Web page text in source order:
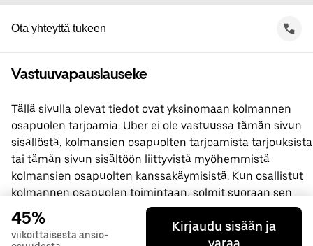
Ota yhteyttä tukeen
Vastuuvapauslauseke
Tällä sivulla olevat tiedot ovat yksinomaan kolmannen
osapuolen tarjoamia. Uber ei ole vastuussa tämän sivun
sisällöstä, kolmansien osapuolten tarjoamista tarjouksista
tai tämän sivun sisältöön liittyvistä myöhemmistä
kolmansien osapuolten kanssakäymisistä. Kun osallistut
kolmannen osapuolen toimintaan, solmit suoraan sen
kanssa sopimuksen, jossa Uber ei ole osapuolena. Jos
sinulla on kysyttävää, ota yhteyttä suoraan kolmanteen
osapuoleen.
45%
viikoittaisesta ansio-
Kirjaudu sisään ja
varaa